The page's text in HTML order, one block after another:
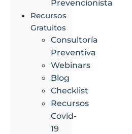
Prevencionista
Recursos
Gratuitos
Consultoría
Preventiva
Webinars
Blog
Checklist
Recursos
Covid-
19